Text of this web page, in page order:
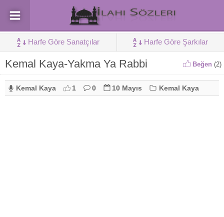
Harfe Göre Sanatçılar Harfe Göre Şarkılar
Kemal Kaya-Yakma Ya Rabbi Beğen (2)
Kemal Kaya 1 0 10 Mayıs Kemal Kaya